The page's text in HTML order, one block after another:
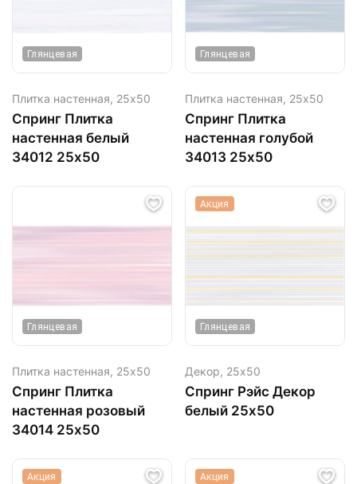
Глянцевая
Плитка настенная, 25х50
Спринг Плитка
настенная белый
34012 25х50
Глянцевая
Плитка настенная, 25х50
Спринг Плитка
настенная голубой
34013 25х50
Глянцевая
Плитка настенная, 25х50
Спринг Плитка
настенная розовый
34014 25х50
Акция
Глянцевая
Декор, 25х50
Спринг Рэйс Декор
белый 25х50
Акция Акция